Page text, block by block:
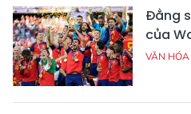
Đằng
của
VĂN